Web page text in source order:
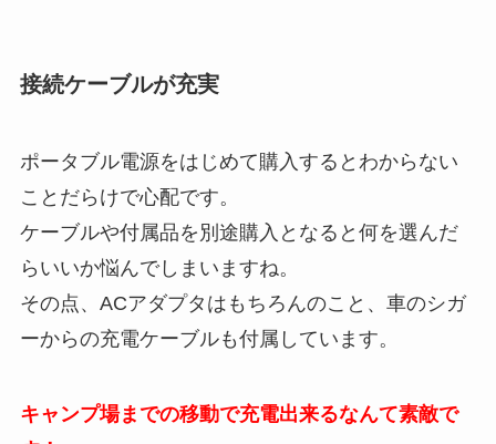
接続ケーブルが充実
ポータブル電源をはじめて購入するとわからない
ことだらけで心配です。
ケーブルや付属品を別途購入となると何を選んだ
らいいか悩んでしまいますね。
その点、ACアダプタはもちろんのこと、車のシガ
ーからの充電ケーブルも付属しています。
キャンプ場までの移動で充電出来るなんて素敵で